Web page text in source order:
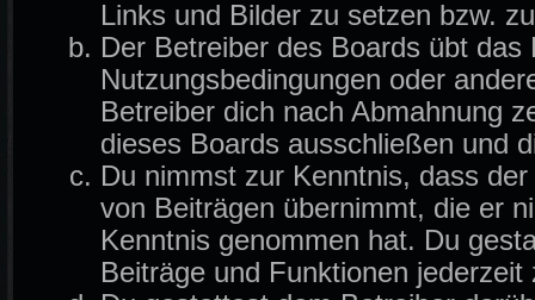
Links und Bilder zu setzen bzw.
Der Betreiber des Boards übt
Nutzungsbedingungen oder
Betreiber dich nach Abmahnung
dieses Boards ausschließen und
Du nimmst zur Kenntnis, dass
von Beiträgen übernimmt, die er
Kenntnis genommen hat. Du
Beiträge und Funktionen